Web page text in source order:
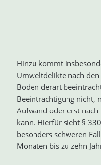
Hinzu kommt
Umweltdelikte nach
Boden derart
Beeinträchtigung nicht,
Aufwand oder erst
kann. Hierfür sieht §
besonders schweren
Monaten bis zu zehn